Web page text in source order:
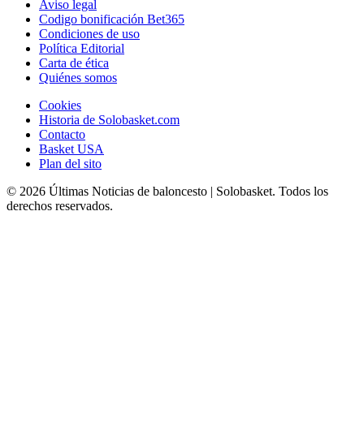
Aviso legal
Codigo bonificación Bet365
Condiciones de uso
Política Editorial
Carta de ética
Quiénes somos
Cookies
Historia de Solobasket.com
Contacto
Basket USA
Plan del sito
© 2026 Últimas Noticias de baloncesto | Solobasket. Todos los
derechos reservados.